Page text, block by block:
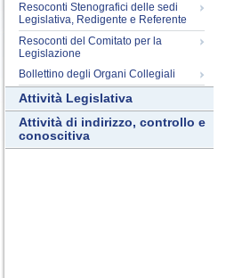
Resoconti Stenografici delle sedi
Legislativa, Redigente e Referente
Resoconti del Comitato per la
Legislazione
Bollettino degli Organi Collegiali
Attività Legislativa
Attività di indirizzo, controllo e
conoscitiva